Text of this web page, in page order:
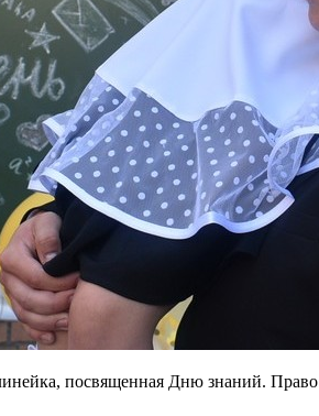
посвященная Дню знаний.